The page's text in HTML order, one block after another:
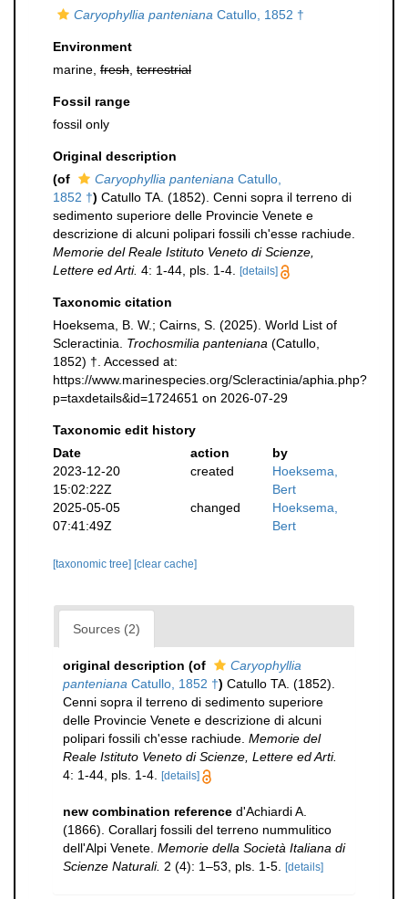
Caryophyllia panteniana Catullo, 1852 †
Environment
marine, fresh terrestrial
Fossil range
fossil only
Original description
(of
Caryophyllia panteniana Catullo,
1852 †) Catullo TA. (1852). Cenni sopra il terreno di
sedimento superiore delle Provincie Venete e
descrizione di alcuni polipari fossili ch'esse rachiude.
Memorie del Reale Istituto Veneto di Scienze,
Lettere ed Arti. 4: 1-44, pls. 1-4. [details]
Taxonomic citation
Hoeksema, B. W.; Cairns, S. (2025). World List of
Scleractinia. Trochosmilia panteniana (Catullo,
1852) †. Accessed at:
https://www.marinespecies.org/Scleractinia/aphia.php?
p=taxdetails&id=1724651 on 2026-07-29
Taxonomic edit history
Date
action
by
2023-12-20
15:02:22Z
created
Hoeksema,
Bert
2025-05-05
07:41:49Z
changed
Hoeksema,
Bert
[taxonomic tree] [clear cache]
Sources (2)
original description (of
Caryophyllia
panteniana Catullo, 1852 †) Catullo TA. (1852).
Cenni sopra il terreno di sedimento superiore
delle Provincie Venete e descrizione di alcuni
polipari fossili ch'esse rachiude. Memorie del
Reale Istituto Veneto di Scienze, Lettere ed Arti.
4: 1-44, pls. 1-4.
[details]
new combination reference d'Achiardi A.
(1866). Corallarj fossili del terreno nummulitico
dell'Alpi Venete. Memorie della Società Italiana di
Scienze Naturali. 2 (4): 1–53, pls. 1-5. [details]